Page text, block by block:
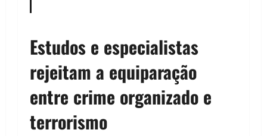
Estudos e especialistas
rejeitam a equiparação
entre crime organizado e
terrorismo